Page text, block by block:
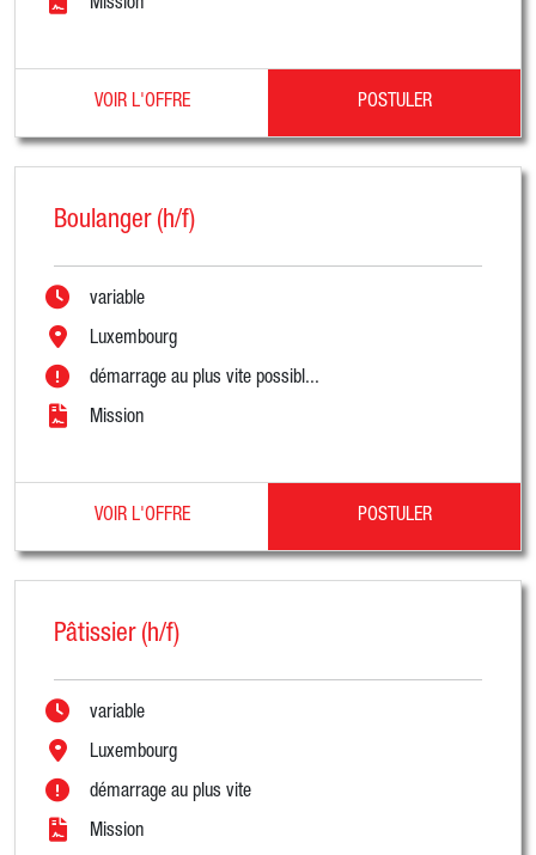
Mission
VOIR L'OFFRE POSTULER
Boulanger (h/f)
variable
Luxembourg
démarrage au plus vite possibl...
Mission
VOIR L'OFFRE POSTULER
Pâtissier (h/f)
variable
Luxembourg
démarrage au plus vite
Mission